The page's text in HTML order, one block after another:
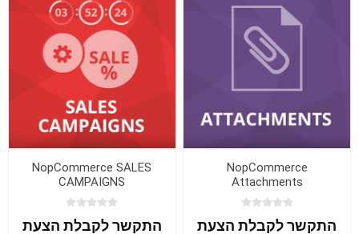
NopCommerce
Attachments
התקשר לקבלת הצעת
NopCommerce SALES
CAMPAIGNS
התקשר לקבלת הצעת